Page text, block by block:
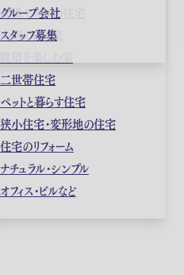
和風モダンの住宅
中庭のある家
二世帯住宅
ペットと暮らす住宅
狭小住宅・変形地の住宅
住宅のリフォーム
ナチュラル・シンプル
オフィス・ビルなど
グループ会社
スタッフ募集